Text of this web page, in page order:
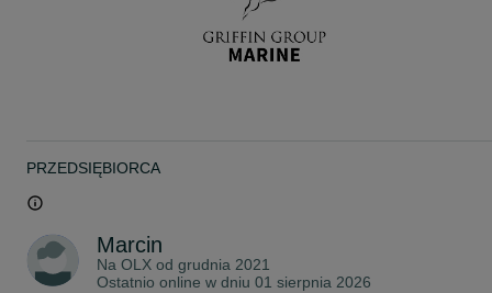
będziesz chciał pozostać na wodzie przez cały dzień.
Model V525 Open wyróżnia się przestronnym pokładem,
Dane techniczne:
Długość całkowita: 5,25 m
Szerokość: 1,95 m
Waga: ok. 400 kg
Max. moc silnika: 50 KM
Ilość osób: 7
PRZEDSIĘBIORCA
Marcin
Na OLX od grudnia 2021
Ostatnio online w dniu 01 sierpnia 2026